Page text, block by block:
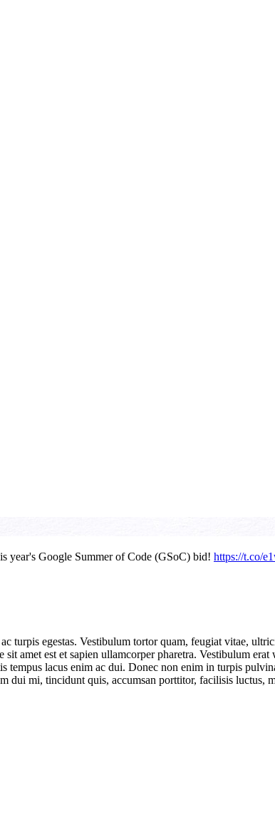
year's Google Summer of Code (GSoC) bid! https://t.co/
turpis egestas. Vestibulum tortor quam, feugiat vitae,
amet est et sapien ullamcorper pharetra. Vestibulum
lacus enim ac dui. Donec non enim in turpis
dui mi, tincidunt quis, accumsan porttitor, facilisis luctus,